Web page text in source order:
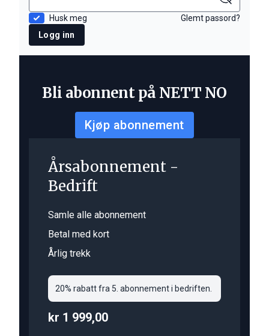
Husk meg
Glemt passord?
Logg inn
Bli abonnent på NETT NO
Kjøp abonnement
Årsabonnement -
Bedrift
Samle alle abonnement
Betal med kort
Årlig trekk
20% rabatt fra 5. abonnement i bedriften.
kr 1 999,00